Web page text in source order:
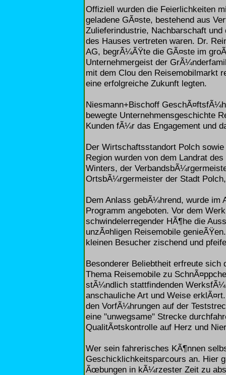
Offiziell wurden die Feierlichkeiten
geladene GÃ¤ste, bestehend aus
Zulieferindustrie, Nachbarschaft
des Hauses vertreten waren. Dr.
AG, begrÃ¼ÃŸte die GÃ¤ste im
Unternehmergeist der
mit dem Clou den Reisemobilmarkt
eine erfolgreiche Zukunft legten.
Niesmann+Bischoff
bewegte Unternehmensgeschichte
Kunden fÃ¼r das Engagement und
Der Wirtschaftsstandort Polch
Region wurden von dem Landrat
Winters, der
OrtsbÃ¼rgermeister der Stadt
Dem Anlass gebÃ¼hrend, wurde im
Programm angeboten. Vor dem
schwindelerregender HÃ¶he die
unzÃ¤hligen Reisemobile
kleinen Besucher zischend und
Besonderer Beliebtheit erfreute
Thema Reisemobile zu
stÃ¼ndlich stattfindenden
anschauliche Art und Weise
den VorfÃ¼hrungen auf der
eine "unwegsame" Strecke
QualitÃ¤tskontrolle auf Herz und
Wer sein fahrerisches KÃ¶nnen
Geschicklichkeitsparcours an. Hier
Ãœbungen in kÃ¼rzester Zeit zu